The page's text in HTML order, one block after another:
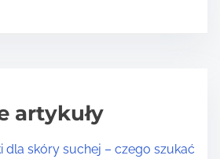
artykuły
dla skóry suchej – czego szukać